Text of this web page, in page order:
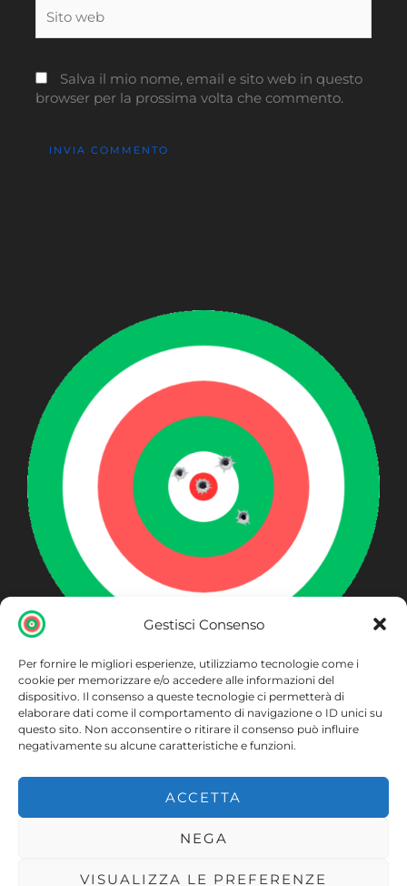
Gestisci Consenso
Per fornire le migliori esperienze, utilizziamo tecnologie come i
cookie per memorizzare e/o accedere alle informazioni del
dispositivo. Il consenso a queste tecnologie ci permetterà di
elaborare dati come il comportamento di navigazione o ID unici su
questo sito. Non acconsentire o ritirare il consenso può influire
negativamente su alcune caratteristiche e funzioni.
ACCETTA
NEGA
VISUALIZZA LE PREFERENZE
web
Salva il mio nome, email e sito web in questo
browser per la prossima volta che commento.
ARMERIA BECCAGLIA
Piazza S. Maurizio 20 Cuggiono (MI)